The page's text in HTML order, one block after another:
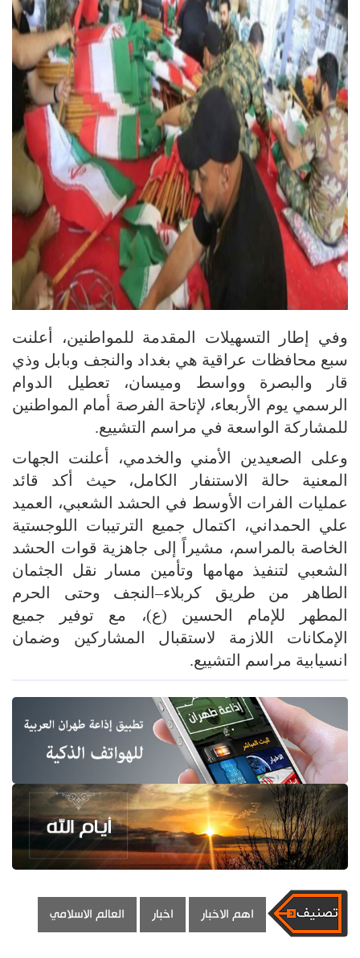
وفي إطار التسهيلات المقدمة للمواطنين، أعلنت
سبع محافظات عراقية هي بغداد والنجف وبابل وذي
قار والبصرة وواسط وميسان، تعطيل الدوام
الرسمي يوم الأربعاء، لإتاحة الفرصة أمام المواطنين
للمشاركة الواسعة في مراسم التشييع.
وعلى الصعيدين الأمني والخدمي، أعلنت الجهات
المعنية حالة الاستنفار الكامل، حيث أكد قائد
عمليات الفرات الأوسط في الحشد الشعبي، العميد
علي الحمداني، اكتمال جميع الترتيبات اللوجستية
الخاصة بالمراسم، مشيراً إلى جاهزية قوات الحشد
الشعبي لتنفيذ مهامها وتأمين مسار نقل الجثمان
الطاهر من طريق كربلاء–النجف وحتى الحرم
المطهر للإمام الحسين (ع)، مع توفير جميع
الإمكانات اللازمة لاستقبال المشاركين وضمان
انسيابية مراسم التشييع.
اهم الاخبار اخبار العالم الاسلامي